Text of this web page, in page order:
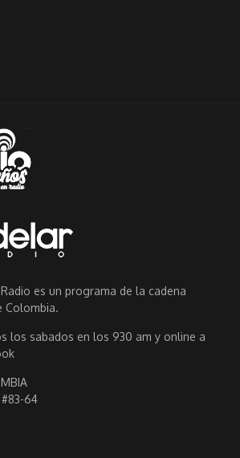
es un programa de la cadena
Colombia.
los sabados en los 930 am y online a
64